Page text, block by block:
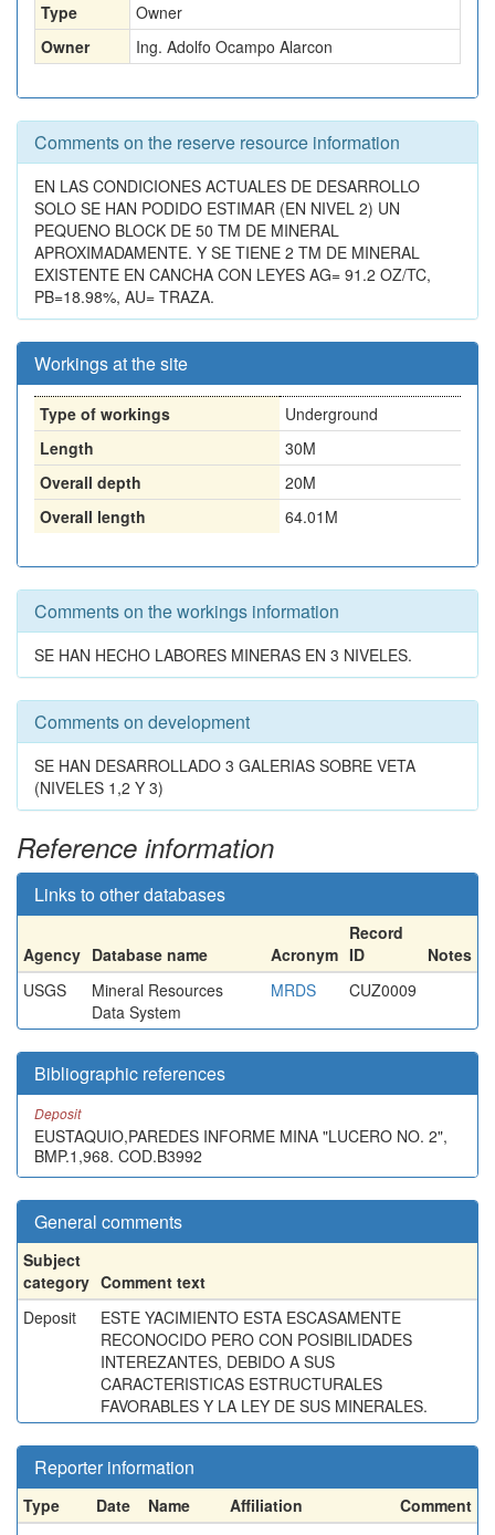
Type
Owner
Owner
Ing. Adolfo Ocampo Alarcon
Comments on the reserve resource information
EN LAS CONDICIONES ACTUALES DE DESARROLLO
SOLO SE HAN PODIDO ESTIMAR (EN NIVEL 2) UN
PEQUENO BLOCK DE 50 TM DE MINERAL
APROXIMADAMENTE. Y SE TIENE 2 TM DE MINERAL
EXISTENTE EN CANCHA CON LEYES AG= 91.2 OZ/TC,
PB=18.98%, AU= TRAZA.
Workings at the site
Type of workings
Underground
Length
30M
Overall depth
20M
Overall length
64.01M
Comments on the workings information
SE HAN HECHO LABORES MINERAS EN 3 NIVELES.
Comments on development
SE HAN DESARROLLADO 3 GALERIAS SOBRE VETA
(NIVELES 1,2 Y 3)
Reference information
Links to other databases
Agency Database name Acronym
Record
ID
Notes
USGS
Mineral Resources
Data System
MRDS CUZ0009
Bibliographic references
Deposit
EUSTAQUIO,PAREDES INFORME MINA "LUCERO NO. 2",
BMP.1,968. COD.B3992
General comments
Subject
category Comment text
Deposit
ESTE YACIMIENTO ESTA ESCASAMENTE
RECONOCIDO PERO CON POSIBILIDADES
INTEREZANTES, DEBIDO A SUS
CARACTERISTICAS ESTRUCTURALES
FAVORABLES Y LA LEY DE SUS MINERALES.
Reporter information
Type Date Name Affiliation
Comment